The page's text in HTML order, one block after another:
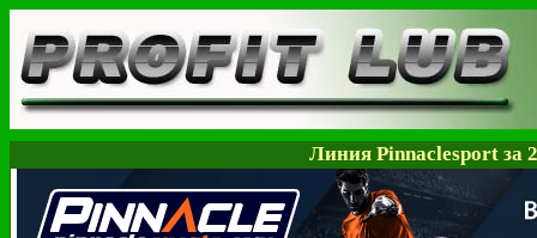
Линия Pinnaclesport за